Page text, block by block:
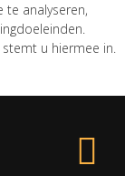
analyseren,
u hiermee in.